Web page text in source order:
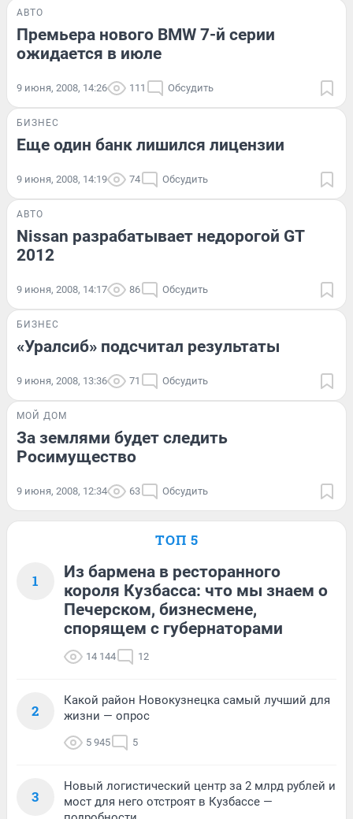
АВТО
Премьера нового BMW 7-й серии
ожидается в июле
9 июня, 2008, 14:26 111 Обсудить
БИЗНЕС
Еще один банк лишился лицензии
9 июня, 2008, 14:19 74 Обсудить
АВТО
Nissan разрабатывает недорогой GT
2012
9 июня, 2008, 14:17 86 Обсудить
БИЗНЕС
«Уралсиб» подсчитал результаты
9 июня, 2008, 13:36 71 Обсудить
МОЙ ДОМ
За землями будет следить
Росимущество
9 июня, 2008, 12:34 63 Обсудить
ТОП 5
1
Из бармена в ресторанного
короля Кузбасса: что мы знаем о
Печерском, бизнесмене,
спорящем с губернаторами
14 144 12
2
Какой район Новокузнецка самый лучший для
жизни — опрос
5 945 5
3
Новый логистический центр за 2 млрд рублей и
мост для него отстроят в Кузбассе —